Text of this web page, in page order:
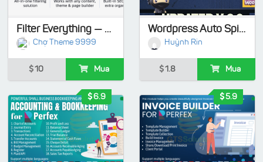
Filter Everything — WordPress/WooCommerce Product Filter
Chợ Theme 9999
10 Mua
Wordpress Auto Spinner - Articles Rewriter
Huỳnh Rin
1.8 Mua
6.9 5.9